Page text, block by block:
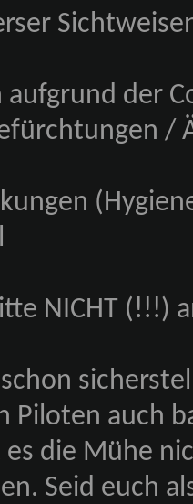
aufgrund der
/
NICHT (!!!)
Piloten auch
die Mühe
Seid euch